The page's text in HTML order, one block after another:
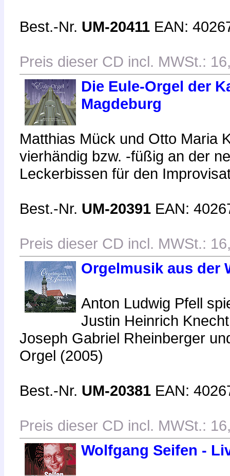
Best.-Nr. UM-20411 EAN:
Preis dieser CD incl. MWSt.:
Die Eule-Orgel der
Magdeburg
Matthias Mück und Otto Maria
vierhändig bzw. -füßig an der
Leckerbissen für den
Best.-Nr. UM-20391 EAN:
Preis dieser CD incl. MWSt.:
Orgelmusik aus der
Anton Ludwig Pfell
Justin Heinrich
Joseph Gabriel Rheinberger
Orgel (2005)
Best.-Nr. UM-20381 EAN:
Preis dieser CD incl. MWSt.:
Wolfgang Seifen -